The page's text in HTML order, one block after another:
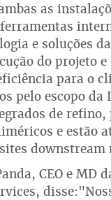
as
e soluções
do projeto
para o
pelo escopo da
de refino,
e estão
downstream
CEO e MD